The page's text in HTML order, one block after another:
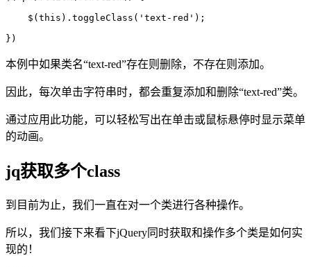
$(this).toggleClass('text-red');
})
本例中如果类名“text-red”存在则删除，不存在则添加。
因此，每次单击字符串时，都会重复添加和删除“text-red”类。
通过应用此功能，可以轻松写出在单击或鼠标悬停时显示菜单
的动画。
jq获取多个class
到目前为止，我们一直在对一个类进行各种操作。
所以，我们接下来看下jQuery同时获取和操作多个类是如何实
现的！